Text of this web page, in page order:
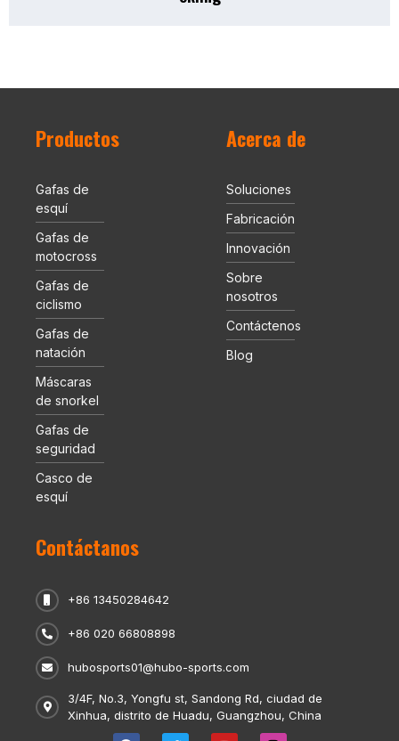
Productos
Gafas de
esquí
Gafas de
motocross
Gafas de
ciclismo
Gafas de
natación
Máscaras
de snorkel
Gafas de
seguridad
Casco de
esquí
Acerca de
Soluciones
Fabricación
Innovación
Sobre
nosotros
Contáctenos
Blog
Contáctanos
+86 13450284642
+86 020 66808898
hubosports01@hubo-sports.com
3/4F, No.3, Yongfu st, Sandong Rd, ciudad de
Xinhua, distrito de Huadu, Guangzhou, China